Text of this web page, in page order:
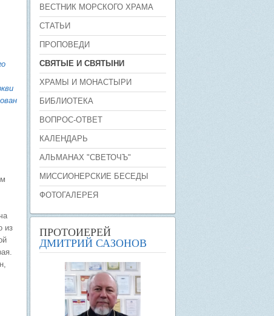
из
ВЕСТНИК МОРСКОГО ХРАМА
СТАТЬИ
ПРОПОВЕДИ
СВЯТЫЕ И СВЯТЫНИ
ХРАМЫ И МОНАСТЫРИ
БИБЛИОТЕКА
ВОПРОС-ОТВЕТ
КАЛЕНДАРЬ
АЛЬМАНАХ "СВЕТОЧЪ"
МИССИОНЕРСКИЕ БЕСЕДЫ
ФОТОГАЛЕРЕЯ
ПРОТОИЕРЕЙ
ДМИТРИЙ САЗОНОВ